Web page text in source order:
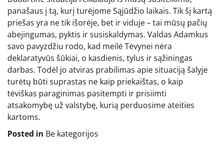
panašaus į tą, kurį turėjome Sąjūdžio laikais. Tik šį kartą
priešas yra ne tik išorėje, bet ir viduje – tai mūsų pačių
abejingumas, pyktis ir susiskaldymas. Valdas Adamkus
savo pavyzdžiu rodo, kad meilė Tėvynei nėra
deklaratyvūs šūkiai, o kasdienis, tylus ir sąžiningas
darbas. Todėl jo atviras prabilimas apie situaciją šalyje
turėtų būti suprastas ne kaip priekaištas, o kaip
tėviškas paraginimas pasitempti ir prisiimti
atsakomybę už valstybę, kurią perduosime ateities
kartoms.
Posted in Be kategorijos